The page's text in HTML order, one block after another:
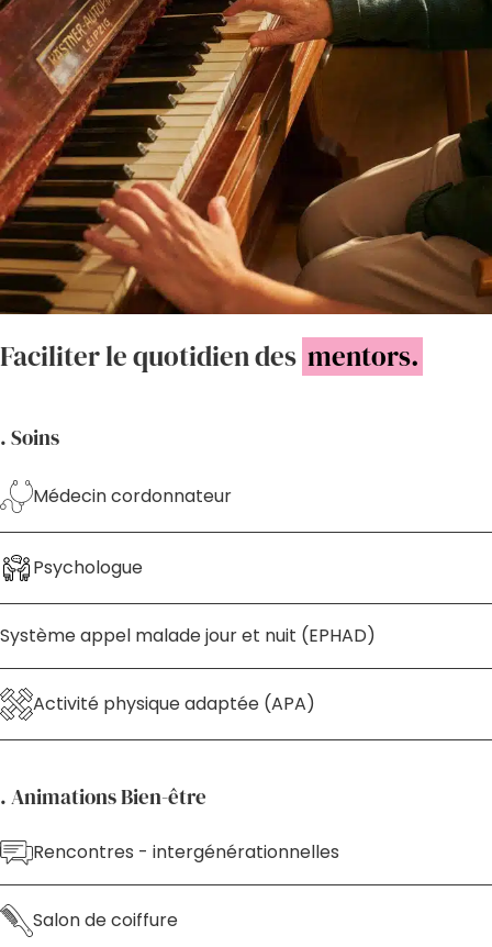
Faciliter le quotidien des mentors.
. Soins
Médecin cordonnateur
Psychologue
Système appel malade jour et nuit (EPHAD)
Activité physique adaptée (APA)
. Animations Bien-être
Rencontres - intergénérationnelles
Salon de coiffure